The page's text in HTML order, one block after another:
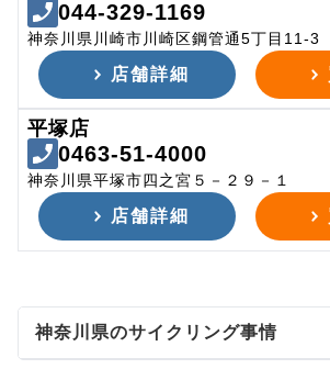
044-329-1169
神奈川県川崎市川崎区鋼管通5丁目11-3
店舗詳細
平塚店
0463-51-4000
神奈川県平塚市四之宮５－２９－１
店舗詳細
神奈川県のサイクリング事情